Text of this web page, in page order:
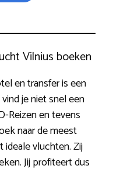
Vilnius boeken
en transfer is een
je niet snel een
Reizen en tevens
naar de meest
vluchten. Zij
Jij profiteert dus